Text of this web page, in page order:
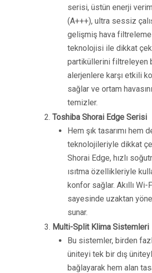
serisi, üstün enerji
(A+++), ultra sessiz
gelişmiş hava filtreleme
teknolojisi ile dikkat
partiküllerini filtreleyen
alerjenlere karşı etkili
sağlar ve ortam
temizler.
Toshiba Shorai Edge Serisi
Hem şık tasarımı hem
teknolojileriyle dikkat
Shorai Edge, hızlı
ısıtma özellikleriyle
konfor sağlar. Akıllı Wi-
sayesinde uzaktan
sunar.
Multi-Split Klima Sistemleri
Bu sistemler, birden
üniteyi tek bir dış
bağlayarak hem alan